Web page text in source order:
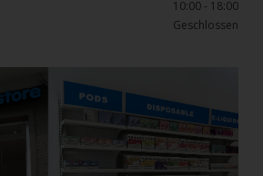
10:00 - 18:00
Geschlossen